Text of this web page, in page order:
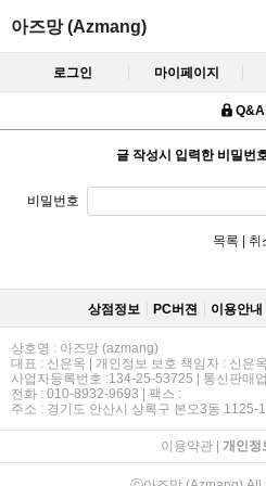
아즈망 (Azmang)
로그인 마이페이지
Q&A
글 작성시 입력한 비밀번
비밀번호
목록 | 취
상점정보 PC버젼 이용안내
상호명 : 아즈망 (azmang)
대표 : 신은옥 | 개인정보 보호 책임자 : 신은옥
사업자등록번호 :134-25-53725 | 통신판매
전화 : 010-8932-9693 | 팩스 :
주소 : 경기도 안산시 상록구 본오3동 1125-
이용약관| 개인정